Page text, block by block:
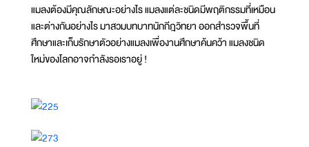
แมลงต้องมีคุณลักษณะอย่างไร แมลงแต่ละชนิดมีพฤติกรรมที่เหมือน
และต่างกันอย่างไร มาสวมบทบาทนักกีฎวิทยา ออกสำรวจพื้นที่
ศึกษาและเก็บรักษาตัวอย่างแมลงเพื่องานศึกษาค้นคว้า แมลงชนิด
ใหม่ของโลกอาจกำลังรอเราอยู่ !